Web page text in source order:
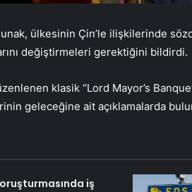
ülkesinin Çin’le ilişkilerinde
değiştirmeleri gerektiğini bildirdi.
klasik “Lord Mayor’s
geleceğine ait açıklamalarda
iş